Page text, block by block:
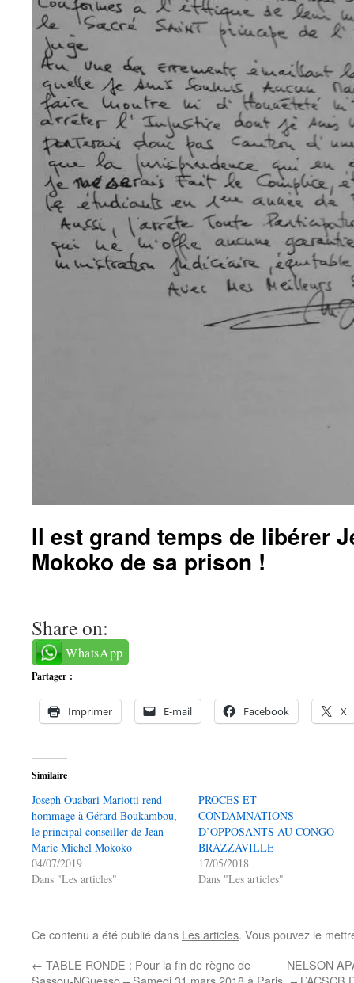
Il est grand temps de libérer
Mokoko de sa prison !
Share on:
WhatsApp
Partager :
Imprimer E-mail Facebook X
Similaire
Joseph Ouabari Mariotti rend
hommage à Gérard Boukambou,
le principal conseiller de Jean-
Marie Michel Mokoko
04/07/2019
Dans "Les articles"
PROCES ET
CONDAMNATIONS
D’OPPOSANTS AU CONGO
BRAZZAVILLE
17/05/2018
Dans "Les articles"
Ce contenu a été publié dans Les articles. Vous pouvez le
← TABLE RONDE : Pour la fin de règne de
NELSON